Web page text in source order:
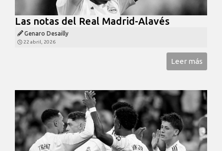
Las notas del Real Madrid-Alavés
Genaro Desailly
22 abril, 2026
Leer más